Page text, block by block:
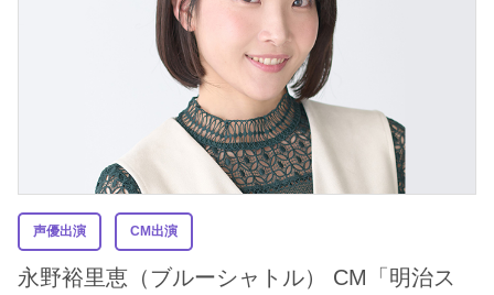
声優出演 CM出演
永野裕里恵（ブルーシャトル） CM「明治ス